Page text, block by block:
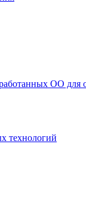
ОО для
технологий